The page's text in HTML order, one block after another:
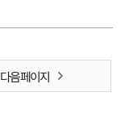
다음 페이지